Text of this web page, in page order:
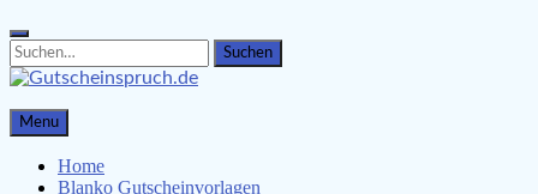
Search
for:
Search
Gutscheinspruch.de
Gutscheinsprüche & Gutscheinvorlagen finden
Menu
Home
Blanko Gutscheinvorlagen